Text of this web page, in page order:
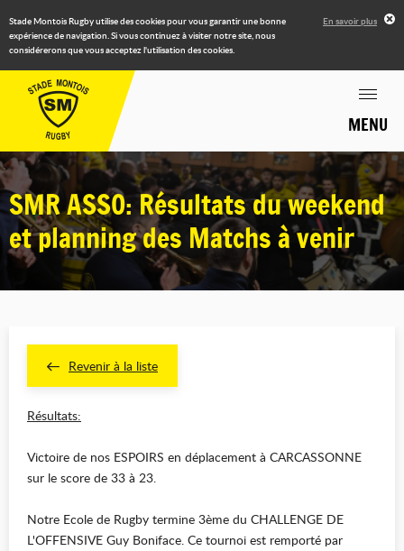
Stade Montois Rugby utilise des cookies pour vous garantir une bonne
expérience de navigation. Si vous continuez à visiter notre site, nous
considérerons que vous acceptez l'utilisation des cookies.
En savoir plus
MENU
SMR ASSO: Résultats du weekend
et planning des Matchs à venir
Revenir à la liste
Résultats:
Victoire de nos ESPOIRS en déplacement à CARCASSONNE
sur le score de 33 à 23.
Notre Ecole de Rugby termine 3ème du CHALLENGE DE
L'OFFENSIVE Guy Boniface. Ce tournoi est remporté par